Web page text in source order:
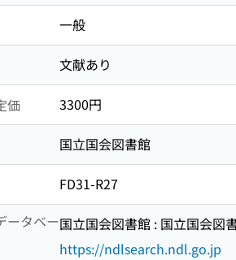
一般
文献あり
価 3300円
国立国会図書館
FD31-R27
ータベー国立国会図書館 : 国立国会図
https://ndlsearch.ndl.go.jp